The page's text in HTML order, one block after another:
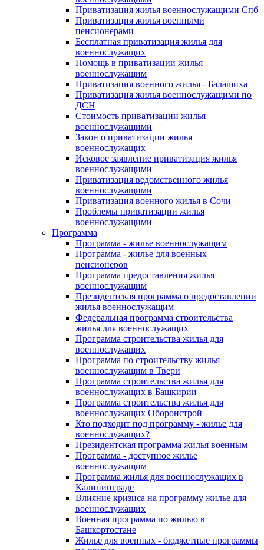
Приватизация жилья военнослужащими Спб
Приватизация жилья военными
пенсионерами
Бесплатная приватизация жилья для
военнослужащих
Помощь в приватизации жилья
военнослужащим
Приватизация военного жилья - Балашиха
Приватизация жилья военнослужащими по
ДСН
Стоимость приватизации жилья
военнослужащими
Закон о приватизации жилья
военнослужащих
Исковое заявление приватизация жилья
военнослужащими
Приватизация ведомственного жилья
военнослужащими
Приватизация военного жилья в Сочи
Проблемы приватизации жилья
военнослужащими
Программа
Программа - жилье военнослужащим
Программа - жилье для военных
пенсионеров
Программа предоставления жилья
военнослужащим
Президентская программа о предоставлении
жилья военнослужащим
Федеральная программа строительства
жилья для военнослужащих
Программа строительства жилья для
военнослужащих
Программа по строительству жилья
военнослужащим в Твери
Программа строительства жилья для
военнослужащих в Башкирии
Программа строительства жилья для
военнослужащих Оборонстрой
Кто подходит под программу - жилье для
военнослужащих?
Президентская программа жилья военным
Программа - доступное жилье
военнослужащим
Программа жилья для военнослужащих в
Калининграде
Влияние кризиса на программу жилье для
военнослужащих
Военная программа по жилью в
Башкортостане
Жилье для военных - бюджетные программы